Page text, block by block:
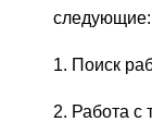
следующие:
1. Поиск
2. Работа с